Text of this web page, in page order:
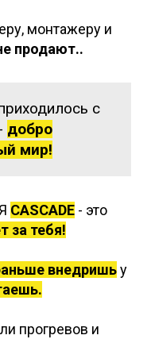
монтажеру и
продают..
с
добро
мир!
CASCADE- это
за тебя!
внедришьу
прогревов и